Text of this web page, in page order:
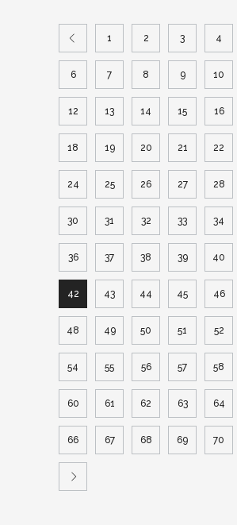
1 2 3 4
6 7 8 9 10
12 13 14 15 16
18 19 20 21 22
24 25 26 27 28
30 31 32 33 34
36 37 38 39 40
42 43 44 45 46
48 49 50 51 52
54 55 56 57 58
60 61 62 63 64
66 67 68 69 70